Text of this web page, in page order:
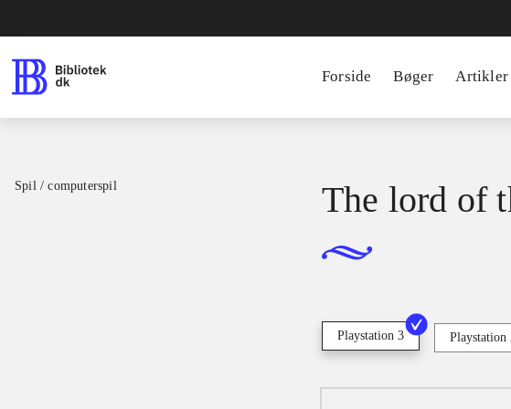
Forside Bøger Artikler
Spil / computerspil The lord of
Playstation 3 Playstation